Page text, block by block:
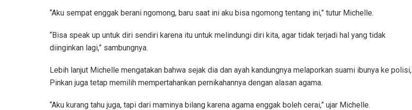
“Aku sempat enggak berani ngomong, baru saat ini aku bisa ngomong tentang ini,” tutur Michelle.
“Bisa speak up untuk diri sendiri karena itu untuk melindungi diri kita, agar tidak terjadi hal yang tidak
diinginkan lagi,” sambungnya.
Lebih lanjut Michelle mengatakan bahwa sejak dia dan ayah kandungnya melaporkan suami ibunya ke polisi,
Pinkan juga tetap memilih mempertahankan pernikahannya dengan alasan agama.
“Aku kurang tahu juga, tapi dari maminya bilang karena agama enggak boleh cerai,” ujar Michelle.